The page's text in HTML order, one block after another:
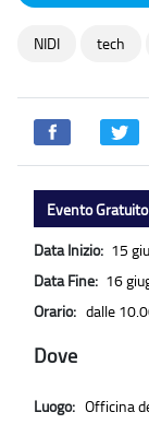
NIDI tech
Evento Gratuito
Data Inizio: 15
Data Fine: 16
Orario: dalle
Dove
Luogo: Officina